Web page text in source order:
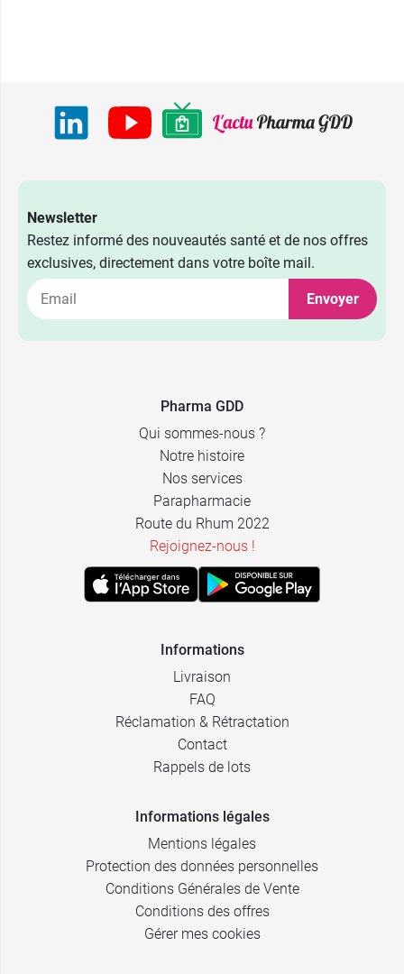
Newsletter
Restez informé des nouveautés santé et de nos offres
exclusives, directement dans votre boîte mail.
Envoyer
Pharma GDD
Qui sommes-nous ?
Notre histoire
Nos services
Parapharmacie
Route du Rhum 2022
Rejoignez-nous !
Informations
Livraison
FAQ
Réclamation & Rétractation
Contact
Rappels de lots
Informations légales
Mentions légales
Protection des données personnelles
Conditions Générales de Vente
Conditions des offres
Gérer mes cookies